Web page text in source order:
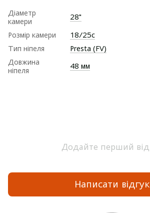
Діаметр
камери
28"
Розмір камери
18/25с
Тип ніпеля
Presta (FV)
Довжина
ніпеля
48 мм
Додайте перший
Написати відгук